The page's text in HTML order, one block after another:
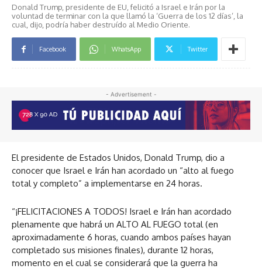
Donald Trump, presidente de EU, felicitó a Israel e Irán por la
voluntad de terminar con la que llamó la ‘Guerra de los 12 días’, la
cual, dijo, podría haber destruído al Medio Oriente.
Facebook WhatsApp Twitter
- Advertisement -
El presidente de Estados Unidos, Donald Trump, dio a
conocer que Israel e Irán han acordado un “alto al fuego
total y completo” a implementarse en 24 horas.
“¡FELICITACIONES A TODOS! Israel e Irán han acordado
plenamente que habrá un ALTO AL FUEGO total (en
aproximadamente 6 horas, cuando ambos países hayan
completado sus misiones finales), durante 12 horas,
momento en el cual se considerará que la guerra ha